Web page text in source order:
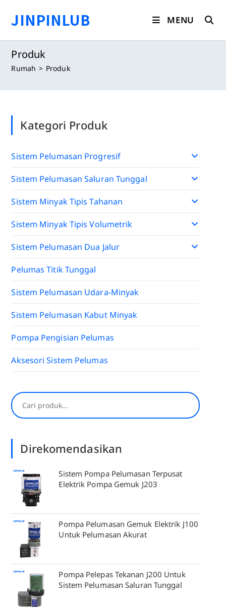
kontenJINPINLUB MENU
Produk
Rumah > Produk
Kategori Produk
Sistem Pelumasan Progresif
Sistem Pelumasan Saluran Tunggal
Sistem Minyak Tipis Tahanan
Sistem Minyak Tipis Volumetrik
Sistem Pelumasan Dua Jalur
Pelumas Titik Tunggal
Sistem Pelumasan Udara-Minyak
Sistem Pelumasan Kabut Minyak
Pompa Pengisian Pelumas
Aksesori Sistem Pelumas
Mencari
Direkomendasikan
Sistem Pompa Pelumasan Terpusat
Elektrik Pompa Gemuk J203
Pompa Pelumasan Gemuk Elektrik J100
Untuk Pelumasan Akurat
Pompa Pelepas Tekanan J200 Untuk
Sistem Pelumasan Saluran Tunggal